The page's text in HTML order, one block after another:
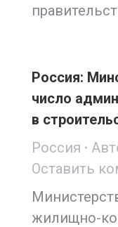
Россия:
число
в
Россия
Оставить
жилищно-